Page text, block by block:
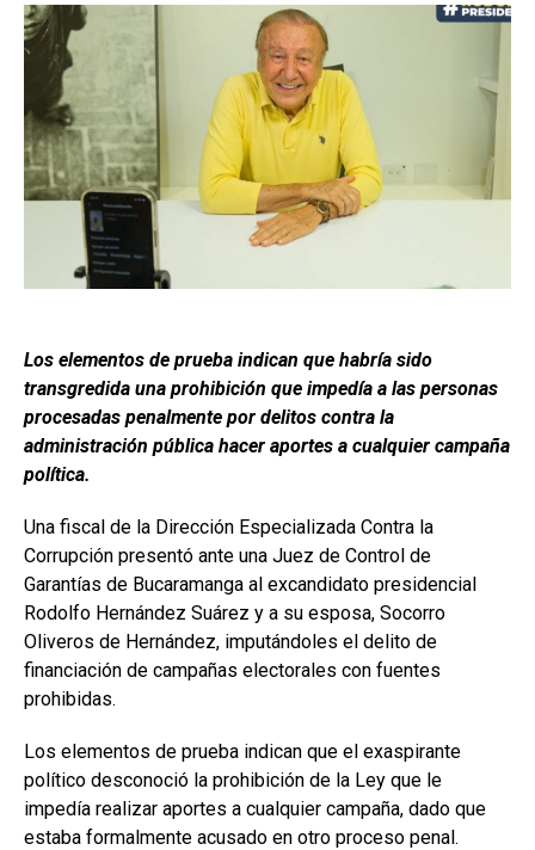
Los elementos de prueba indican que habría sido
transgredida una prohibición que impedía a las personas
procesadas penalmente por delitos contra la
administración pública hacer aportes a cualquier campaña
política.
Una fiscal de la Dirección Especializada Contra la
Corrupción presentó ante una Juez de Control de
Garantías de Bucaramanga al excandidato presidencial
Rodolfo Hernández Suárez y a su esposa, Socorro
Oliveros de Hernández, imputándoles el delito de
financiación de campañas electorales con fuentes
prohibidas.
Los elementos de prueba indican que el exaspirante
político desconoció la prohibición de la Ley que le
impedía realizar aportes a cualquier campaña, dado que
estaba formalmente acusado en otro proceso penal.